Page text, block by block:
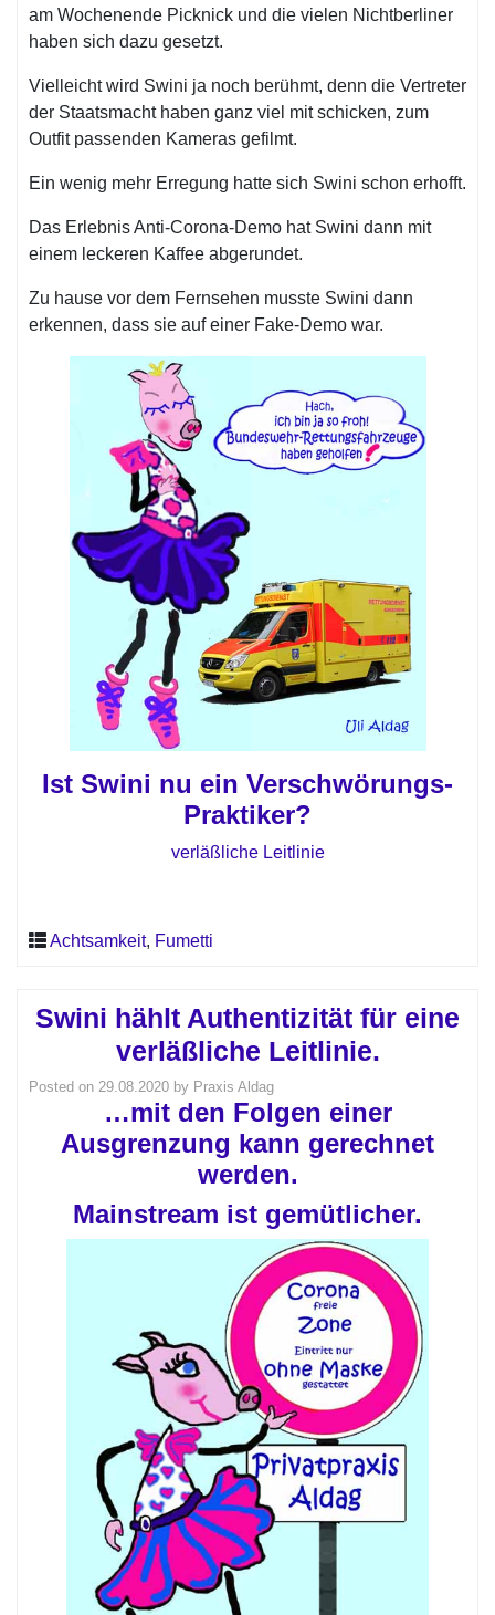
am Wochenende Picknick und die vielen Nichtberliner
haben sich dazu gesetzt.
Vielleicht wird Swini ja noch berühmt, denn die Vertreter
der Staatsmacht haben ganz viel mit schicken, zum
Outfit passenden Kameras gefilmt.
Ein wenig mehr Erregung hatte sich Swini schon erhofft.
Das Erlebnis Anti-Corona-Demo hat Swini dann mit
einem leckeren Kaffee abgerundet.
Zu hause vor dem Fernsehen musste Swini dann
erkennen, dass sie auf einer Fake-Demo war.
Ist Swini nu ein Verschwörungs-
Praktiker?
verläßliche Leitlinie
Achtsamkeit, Fumetti
Swini hählt Authentizität für eine
verläßliche Leitlinie.
Posted on 29.08.2020 by Praxis Aldag
…mit den Folgen einer
Ausgrenzung kann gerechnet
werden.
Mainstream ist gemütlicher.